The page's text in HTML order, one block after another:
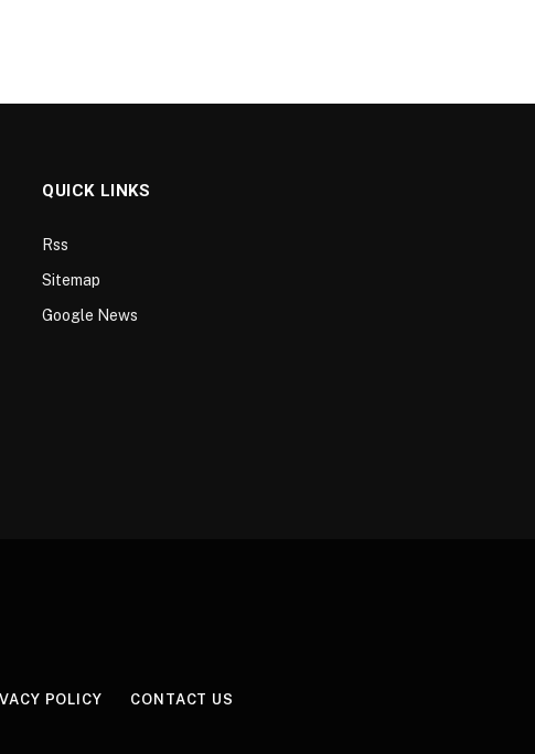
QUICK LINKS
Rss
Sitemap
Google News
POLICY CONTACT US